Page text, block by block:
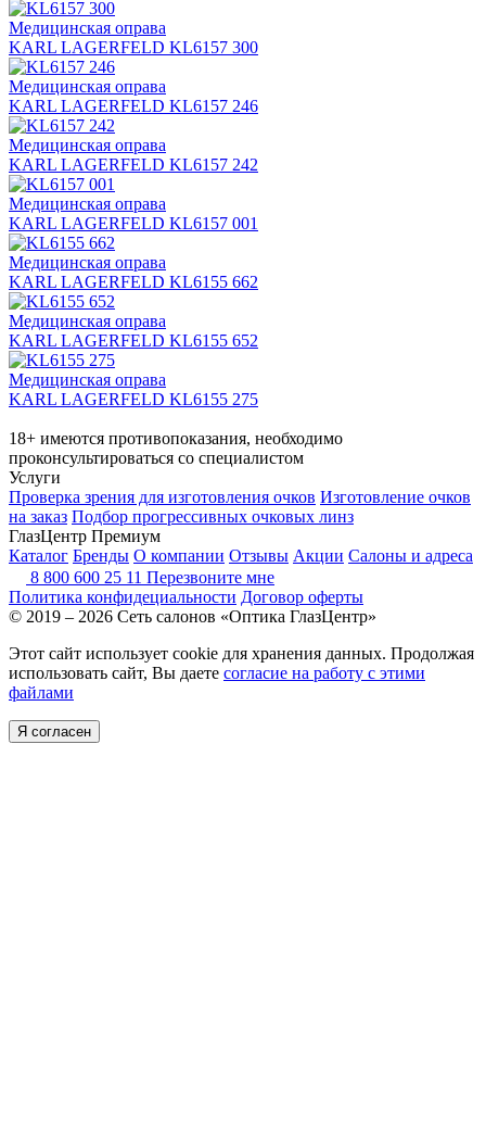
Медицинская оправа
KARL LAGERFELD KL6157 300
Медицинская оправа
KARL LAGERFELD KL6157 246
Медицинская оправа
KARL LAGERFELD KL6157 242
Медицинская оправа
KARL LAGERFELD KL6157 001
Медицинская оправа
KARL LAGERFELD KL6155 662
Медицинская оправа
KARL LAGERFELD KL6155 652
Медицинская оправа
KARL LAGERFELD KL6155 275
18+ имеются противопоказания, необходимо
проконсультироваться со специалистом
Услуги
Проверка зрения для изготовления очков Изготовление очков
на заказ Подбор прогрессивных очковых линз
ГлазЦентр Премиум
Каталог Бренды О компании Отзывы Акции Салоны и адреса
8 800 600 25 11 Перезвоните мне
Политика конфидециальности Договор оферты
© 2019 – 2026 Сеть салонов «Оптика ГлазЦентр»
Этот сайт использует cookie для хранения данных. Продолжая
использовать сайт, Вы даете согласие на работу с этими
файлами
Я согласен